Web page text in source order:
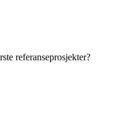
referanseprosjekter?